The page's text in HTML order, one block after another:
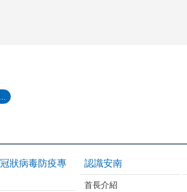
狀病毒防疫專
認識安南
首長介紹